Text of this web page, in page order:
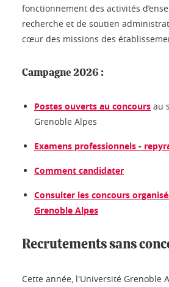
fonctionnement des activités
recherche et de soutien
cœur des missions des
Campagne 2026 :
Postes ouverts au concours au
Grenoble Alpes
Examens professionnels -
Comment candidater
Consulter les concours
Grenoble Alpes
Recrutements sans
Cette année, l'Université Grenoble